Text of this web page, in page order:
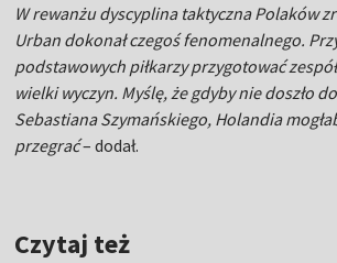
W rewanżu dyscyplina taktyczna Polaków
Urban dokonał czegoś fenomenalnego.
podstawowych piłkarzy przygotować
wielki wyczyn. Myślę, że gdyby nie doszło
Sebastiana Szymańskiego, Holandia
przegrać– dodał.
Czytaj też